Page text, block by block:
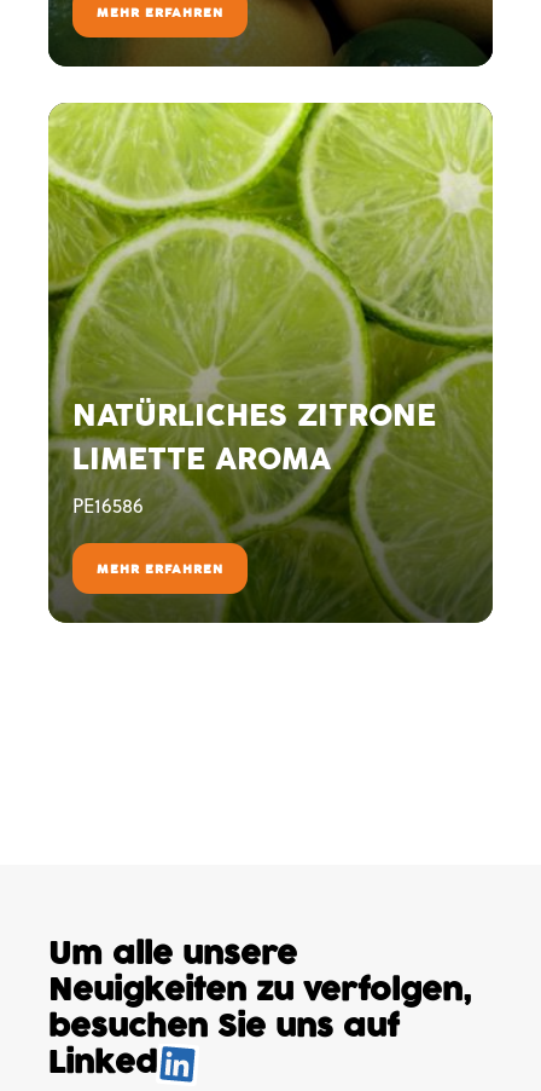
MEHR ERFAHREN
NATÜRLICHES ZITRONE
LIMETTE AROMA
PE16586
MEHR ERFAHREN
Um alle unsere
Neuigkeiten zu verfolgen,
besuchen Sie uns auf
Linked.